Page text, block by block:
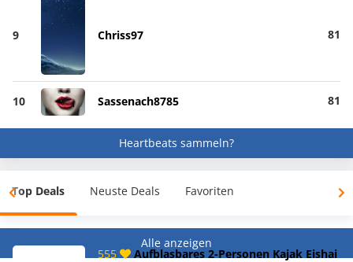
9 Chriss97 81
10 Sassenach8785 81
Heartbeats sammeln?
Top Deals Neuste Deals Favoriten
Alle anzeigen
555
Aufblasbares 2-Personen Kajak Eishai